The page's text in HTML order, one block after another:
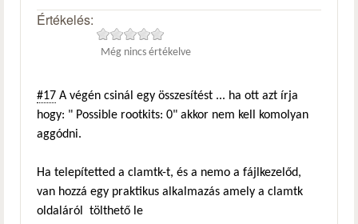
Értékelés:
Még nincs értékelve
#17 A végén csinál egy összesítést ... ha ott azt írja
hogy: " Possible rootkits: 0" akkor nem kell komolyan
aggódni.
Ha telepítetted a clamtk-t, és a nemo a fájlkezelőd,
van hozzá egy praktikus alkalmazás amely a clamtk
oldaláról tölthető le